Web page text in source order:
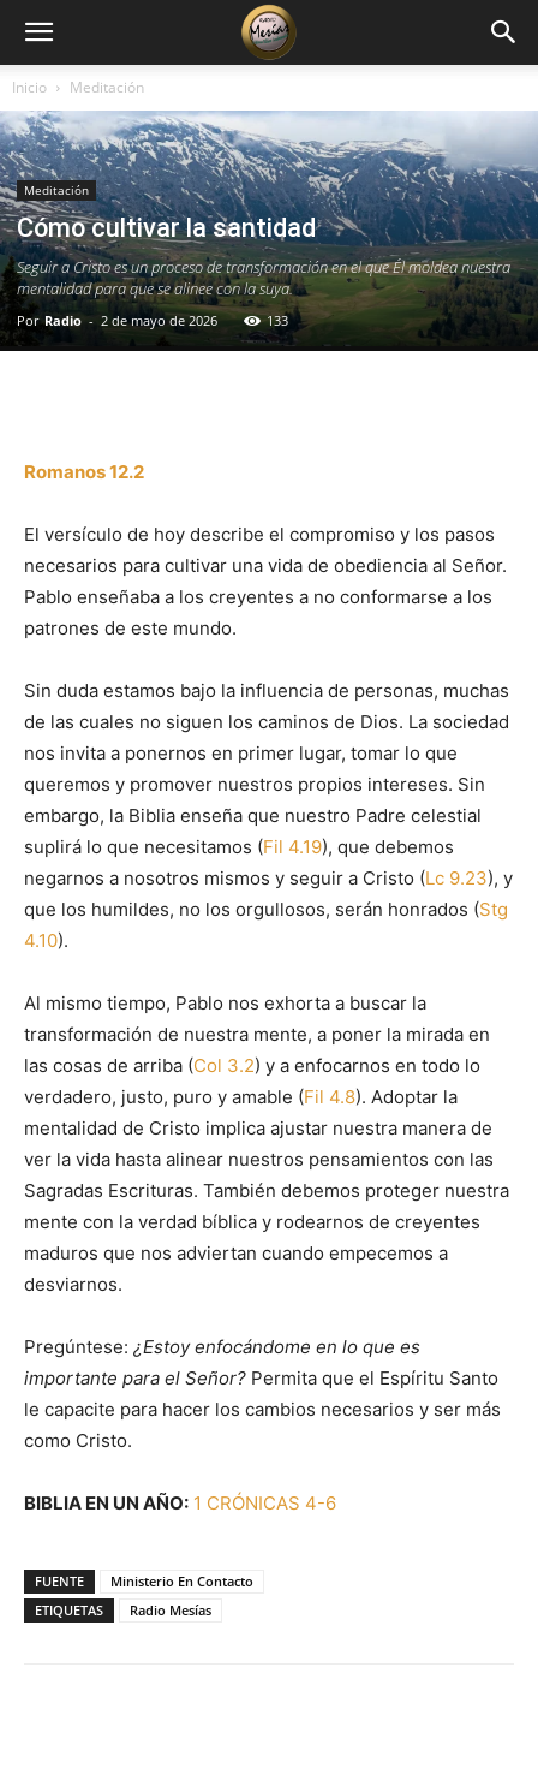
Inicio Meditación
Meditación
Cómo cultivar la santidad
Seguir a Cristo es un proceso de transformación en el que Él moldea nuestra
mentalidad para que se alinee con la suya.
Por Radio - 2 de mayo de 2026 133
Romanos 12.2
El versículo de hoy describe el compromiso y los pasos
necesarios para cultivar una vida de obediencia al Señor.
Pablo enseñaba a los creyentes a no conformarse a los
patrones de este mundo.
Sin duda estamos bajo la influencia de personas, muchas
de las cuales no siguen los caminos de Dios. La sociedad
nos invita a ponernos en primer lugar, tomar lo que
queremos y promover nuestros propios intereses. Sin
embargo, la Biblia enseña que nuestro Padre celestial
suplirá lo que necesitamos (Fil 4.19), que debemos
negarnos a nosotros mismos y seguir a Cristo (Lc 9.23), y
que los humildes, no los orgullosos, serán honrados (Stg
4.10).
Al mismo tiempo, Pablo nos exhorta a buscar la
transformación de nuestra mente, a poner la mirada en
las cosas de arriba (Col 3.2) y a enfocarnos en todo lo
verdadero, justo, puro y amable (Fil 4.8). Adoptar la
mentalidad de Cristo implica ajustar nuestra manera de
ver la vida hasta alinear nuestros pensamientos con las
Sagradas Escrituras. También debemos proteger nuestra
mente con la verdad bíblica y rodearnos de creyentes
maduros que nos adviertan cuando empecemos a
desviarnos.
Pregúntese: ¿Estoy enfocándome en lo que es
importante para el Señor? Permita que el Espíritu Santo
le capacite para hacer los cambios necesarios y ser más
como Cristo.
BIBLIA EN UN AÑO: 1 CRÓNICAS 4-6
FUENTE
Ministerio En Contacto
ETIQUETAS
Radio Mesías